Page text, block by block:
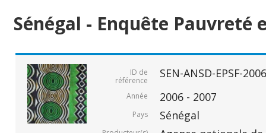
Sénégal - Enquête
ID de
référence
SEN-ANSD-EPSF-
Année 2006 - 2007
Pays Sénégal